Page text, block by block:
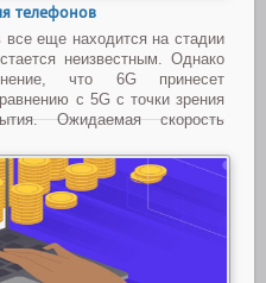
телефонов
еще находится на стадии
неизвестным. Однако
что 6G принесет
с 5G с точки зрения
Ожидаемая скорость